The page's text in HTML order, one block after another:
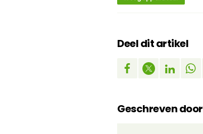
Deel dit artikel
Geschreven door